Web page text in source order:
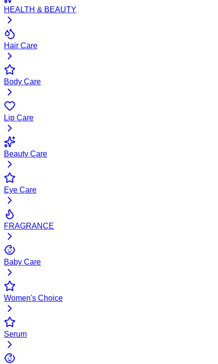
HEALTH & BEAUTY
Hair Care
Body Care
Lip Care
Beauty Care
Eye Care
FRAGRANCE
Baby Care
Women's Choice
Serum